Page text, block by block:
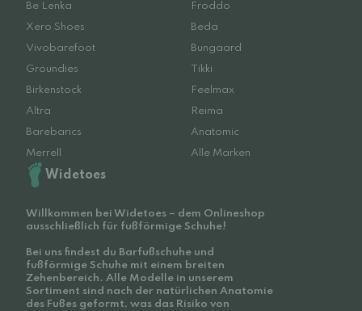
Be Lenka
Froddo
Xero Shoes
Beda
Vivobarefoot
Bungaard
Groundies
Tikki
Birkenstock
Feelmax
Altra
Reima
Barebarics
Anatomic
Merrell
Alle Marken
Widetoes
Willkommen bei Widetoes – dem Onlineshop
ausschließlich für fußförmige Schuhe!
Bei uns findest du Barfußschuhe und
fußförmige Schuhe mit einem breiten
Zehenbereich. Alle Modelle in unserem
Sortiment sind nach der natürlichen Anatomie
des Fußes geformt, was das Risiko von